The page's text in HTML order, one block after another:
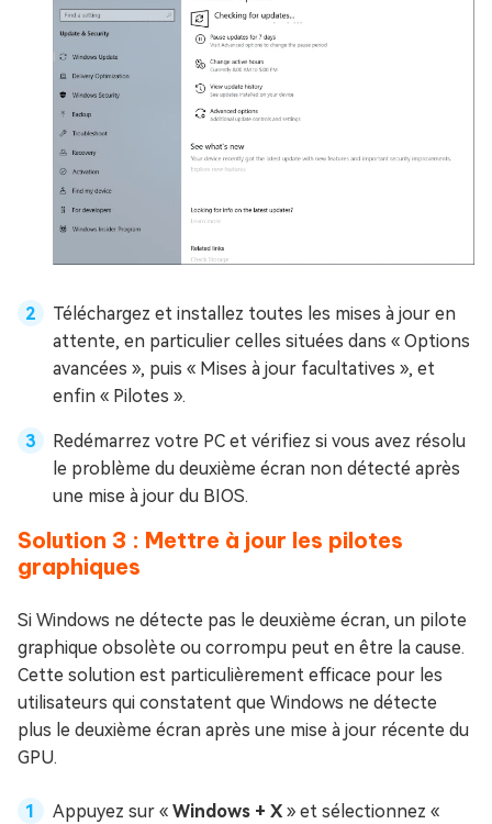
Téléchargez et installez toutes les mises à jour en
attente, en particulier celles situées dans « Options
avancées », puis « Mises à jour facultatives », et
enfin « Pilotes ».
Redémarrez votre PC et vérifiez si vous avez résolu
le problème du deuxième écran non détecté après
une mise à jour du BIOS.
Solution 3 : Mettre à jour les pilotes
graphiques
Si Windows ne détecte pas le deuxième écran, un pilote
graphique obsolète ou corrompu peut en être la cause.
Cette solution est particulièrement efficace pour les
utilisateurs qui constatent que Windows ne détecte
plus le deuxième écran après une mise à jour récente du
GPU.
Appuyez sur « Windows + X » et sélectionnez «